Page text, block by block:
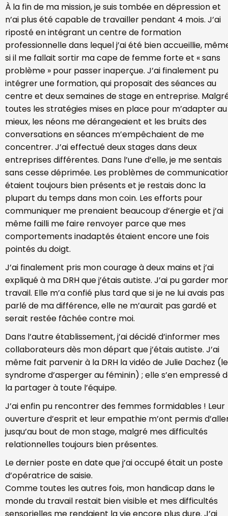
À la fin de ma mission, je suis tombée en dépression et
n’ai plus été capable de travailler pendant 4 mois. J’ai
riposté en intégrant un centre de formation
professionnelle dans lequel j’ai été bien accueillie,
si il me fallait sortir ma cape de femme forte et « sans
problème » pour passer inaperçue. J’ai finalement pu
intégrer une formation, qui proposait des séances au
centre et deux semaines de stage en entreprise.
toutes les stratégies mises en place pour m’adapter au
mieux, les néons me dérangeaient et les bruits des
conversations en séances m’empêchaient de me
concentrer. J’ai effectué deux stages dans deux
entreprises différentes. Dans l’une d’elle, je me sentais
sans cesse déprimée. Les problèmes de
étaient toujours bien présents et je restais donc la
plupart du temps dans mon coin. Les efforts pour
communiquer me prenaient beaucoup d’énergie et j’ai
même failli me faire renvoyer parce que mes
comportements inadaptés étaient encore une fois
pointés du doigt.
J’ai finalement pris mon courage à deux mains et j’ai
expliqué à ma DRH que j’étais autiste. J’ai pu garder
travail. Elle m’a confié plus tard que si je ne lui avais pas
parlé de ma différence, elle ne m’aurait pas gardé et
serait restée fâchée contre moi.
Dans l’autre établissement, j’ai décidé d’informer mes
collaborateurs dès mon départ que j’étais autiste. J’ai
même fait parvenir à la DRH la vidéo de Julie Dachez (le
syndrome d’asperger au féminin) ; elle s’en empressé
la partager à toute l’équipe.
J’ai enfin pu rencontrer des femmes formidables ! Leur
ouverture d’esprit et leur empathie m’ont permis
jusqu’au bout de mon stage, malgré mes difficultés
relationnelles toujours bien présentes.
Le dernier poste en date que j’ai occupé était un poste
d’opératrice de saisie.
Comme toutes les autres fois, mon handicap dans le
monde du travail restait bien visible et mes difficultés
sensorielles me rendaient la vie encore plus dure. J’ai